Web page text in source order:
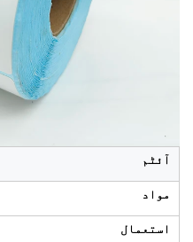
آئٹم
مواد
استعمال